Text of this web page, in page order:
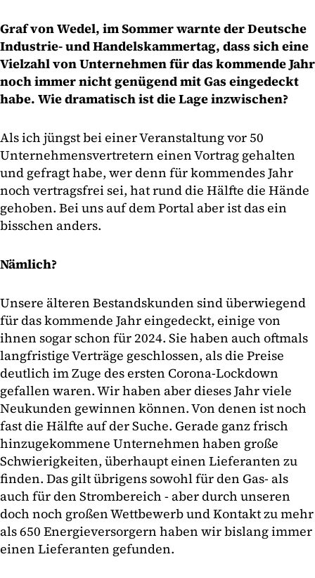
Graf von Wedel, im Sommer warnte der Deutsche
Industrie- und Handelskammertag, dass sich eine
Vielzahl von Unternehmen für das kommende Jahr
noch immer nicht genügend mit Gas eingedeckt
habe. Wie dramatisch ist die Lage inzwischen?
Als ich jüngst bei einer Veranstaltung vor 50
Unternehmensvertretern einen Vortrag gehalten
und gefragt habe, wer denn für kommendes Jahr
noch vertragsfrei sei, hat rund die Hälfte die Hände
gehoben. Bei uns auf dem Portal aber ist das ein
bisschen anders.
Nämlich?
Unsere älteren Bestandskunden sind überwiegend
für das kommende Jahr eingedeckt, einige von
ihnen sogar schon für 2024. Sie haben auch oftmals
langfristige Verträge geschlossen, als die Preise
deutlich im Zuge des ersten Corona-Lockdown
gefallen waren. Wir haben aber dieses Jahr viele
Neukunden gewinnen können. Von denen ist noch
fast die Hälfte auf der Suche. Gerade ganz frisch
hinzugekommene Unternehmen haben große
Schwierigkeiten, überhaupt einen Lieferanten zu
finden. Das gilt übrigens sowohl für den Gas- als
auch für den Strombereich - aber durch unseren
doch noch großen Wettbewerb und Kontakt zu mehr
als 650 Energieversorgern haben wir bislang immer
einen Lieferanten gefunden.